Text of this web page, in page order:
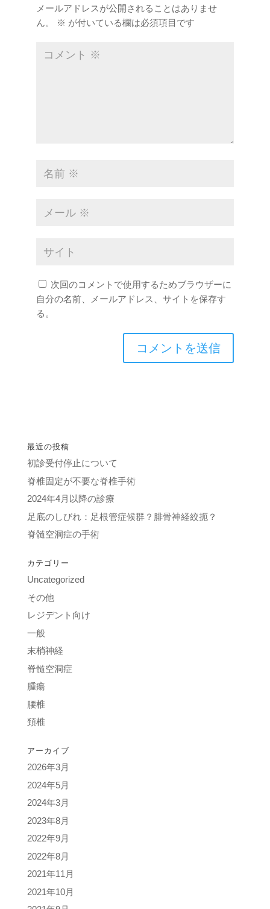
メールアドレスが公開されることはありませ
ん。
※ が付いている欄は必須項目です
次回のコメントで使用するためブラウザーに
自分の名前、メールアドレス、サイトを保存す
る。
最近の投稿
初診受付停止について
脊椎固定が不要な脊椎手術
2024年4月以降の診療
足底のしびれ：足根管症候群？腓骨神経絞扼？
脊髄空洞症の手術
カテゴリー
Uncategorized
その他
レジデント向け
一般
末梢神経
脊髄空洞症
腫瘍
腰椎
頚椎
アーカイブ
2026年3月
2024年5月
2024年3月
2023年8月
2022年9月
2022年8月
2021年11月
2021年10月